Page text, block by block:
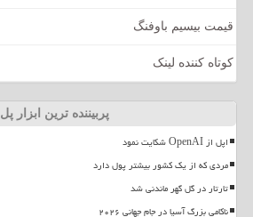
قیمت بیسیم باوفنگ
کوتاه کننده لینک
پربیننده ترین ابزار پل
اپل از OpenAI شکایت نمود
مردی که از یک کشور بیشتر پول دارد
تارتار در گل گهر ماندنی شد
ناکامی بزرگ آسیا در جام جهانی ۲۰۲۶